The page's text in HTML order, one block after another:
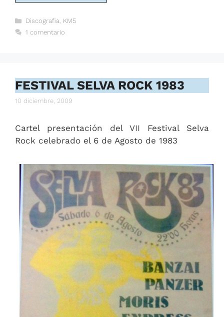
Categorías
Discografia KM5
1 comentario
FESTIVAL SELVA ROCK 1983
10 diciembre, 2009
Cartel presentación del VII Festival Selva
Rock celebrado el 6 de Agosto de 1983